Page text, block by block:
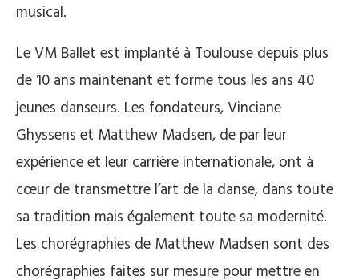
musical.
Le VM Ballet est implanté à Toulouse depuis plus
de 10 ans maintenant et forme tous les ans 40
jeunes danseurs. Les fondateurs, Vinciane
Ghyssens et Matthew Madsen, de par leur
expérience et leur carrière internationale, ont à
cœur de transmettre l’art de la danse, dans toute
sa tradition mais également toute sa modernité.
Les chorégraphies de Matthew Madsen sont des
chorégraphies faites sur mesure pour mettre en